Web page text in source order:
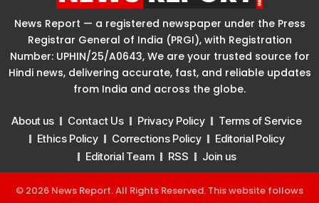
News Report — a registered newspaper under the Press
Registrar General of India (PRGI), with Registration
Number: UPHIN/25/A0643, We are your trusted source for
Hindi news, delivering accurate, fast, and reliable updates
from India and across the globe.
About us Contact Us Privacy Policy
Terms of Service
Ethics Policy
Corrections Policy
Editorial Policy
Editorial Team
RSS Join us
© 2026 News Report. All Rights Reserved. This website follows